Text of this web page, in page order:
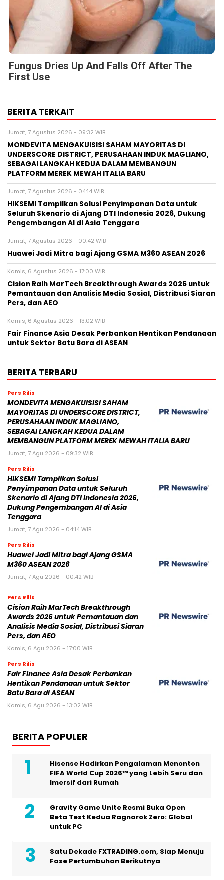
Fungus Dries Up And Falls Off After The
First Use
BERITA TERKAIT
Jumat, 7 Agustus 2026 - 09:32 WIB
MONDEVITA MENGAKUISISI SAHAM MAYORITAS DI
UNDERSCORE DISTRICT, PERUSAHAAN INDUK MAGLIANO,
SEBAGAI LANGKAH KEDUA DALAM MEMBANGUN
PLATFORM MEREK MEWAH ITALIA BARU
Jumat, 7 Agustus 2026 - 04:14 WIB
HIKSEMI Tampilkan Solusi Penyimpanan Data untuk
Seluruh Skenario di Ajang DTI Indonesia 2026, Dukung
Pengembangan AI di Asia Tenggara
Jumat, 7 Agustus 2026 - 00:42 WIB
Huawei Jadi Mitra bagi Ajang GSMA M360 ASEAN 2026
Kamis, 6 Agustus 2026 - 17:00 WIB
Cision Raih MarTech Breakthrough Awards 2026 untuk
Pemantauan dan Analisis Media Sosial, Distribusi Siaran
Pers, dan AEO
Kamis, 6 Agustus 2026 - 13:02 WIB
Fair Finance Asia Desak Perbankan Hentikan Pendanaan
untuk Sektor Batu Bara di ASEAN
BERITA TERBARU
Pers Rilis
MONDEVITA MENGAKUISISI SAHAM
MAYORITAS DI UNDERSCORE DISTRICT,
PERUSAHAAN INDUK MAGLIANO,
SEBAGAI LANGKAH KEDUA DALAM
MEMBANGUN PLATFORM MEREK MEWAH ITALIA BARU
Jumat, 7 Agu 2026 - 09:32 WIB
Pers Rilis
HIKSEMI Tampilkan Solusi
Penyimpanan Data untuk Seluruh
Skenario di Ajang DTI Indonesia 2026,
Dukung Pengembangan AI di Asia
Tenggara
Jumat, 7 Agu 2026 - 04:14 WIB
Pers Rilis
Huawei Jadi Mitra bagi Ajang GSMA
M360 ASEAN 2026
Jumat, 7 Agu 2026 - 00:42 WIB
Pers Rilis
Cision Raih MarTech Breakthrough
Awards 2026 untuk Pemantauan dan
Analisis Media Sosial, Distribusi Siaran
Pers, dan AEO
Kamis, 6 Agu 2026 - 17:00 WIB
Pers Rilis
Fair Finance Asia Desak Perbankan
Hentikan Pendanaan untuk Sektor
Batu Bara di ASEAN
Kamis, 6 Agu 2026 - 13:02 WIB
BERITA POPULER
Hisense Hadirkan Pengalaman Menonton
FIFA World Cup 2026™ yang Lebih Seru dan
Imersif dari Rumah
Gravity Game Unite Resmi Buka Open
Beta Test Kedua Ragnarok Zero: Global
untuk PC
Satu Dekade FXTRADING.com, Siap Menuju
Fase Pertumbuhan Berikutnya